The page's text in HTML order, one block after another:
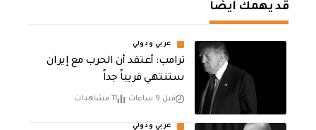
قد يهمك أيضا
عربي ودولي
‏ترامب: أعتقد أن الحرب مع إيران
ستنتهي قريباً جداً
قبل 9 ساعات 11 مشاهدات
عربي ودولي